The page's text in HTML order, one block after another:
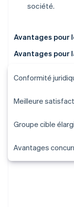
société.
Avantages pour
Avantages pour
Conformité
Meilleure
Groupe cible élargi
Avantages